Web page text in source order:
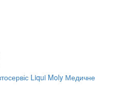
Liqui Moly Медичне